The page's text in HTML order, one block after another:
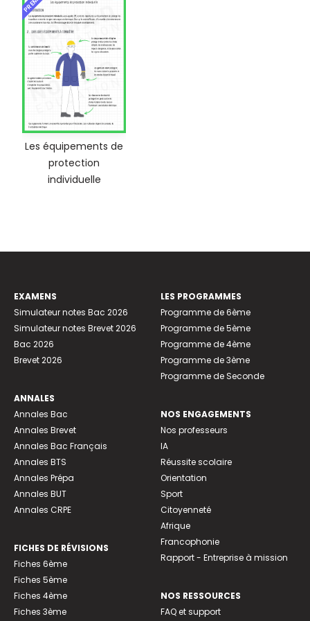
Les équipements de
protection
individuelle
EXAMENS
Simulateur notes Bac 2026
Simulateur notes Brevet 2026
Bac 2026
Brevet 2026
ANNALES
Annales Bac
Annales Brevet
Annales Bac Français
Annales BTS
Annales Prépa
Annales BUT
Annales CRPE
FICHES DE RÉVISIONS
Fiches 6ème
Fiches 5ème
Fiches 4ème
Fiches 3ème
LES PROGRAMMES
Programme de 6ème
Programme de 5ème
Programme de 4ème
Programme de 3ème
Programme de Seconde
NOS ENGAGEMENTS
Nos professeurs
IA
Réussite scolaire
Orientation
Sport
Citoyenneté
Afrique
Francophonie
Rapport - Entreprise à mission
NOS RESSOURCES
FAQ et support